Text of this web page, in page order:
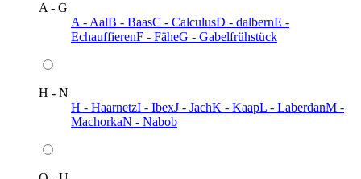
A - G
A - AalB - BaasC - CalculusD - dalbernE -
EchauffierenF - FäheG - Gabelfrühstück
H - N
H - HaarnetzI - IbexJ - JachK - KaapL - LaberdanM -
MachorkaN - Nabob